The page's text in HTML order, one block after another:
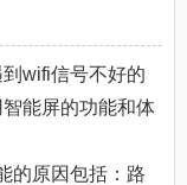
wifi信号不好的
能屏的功能和体
的原因包括：路